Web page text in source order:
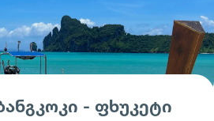
- ფხუკეტი